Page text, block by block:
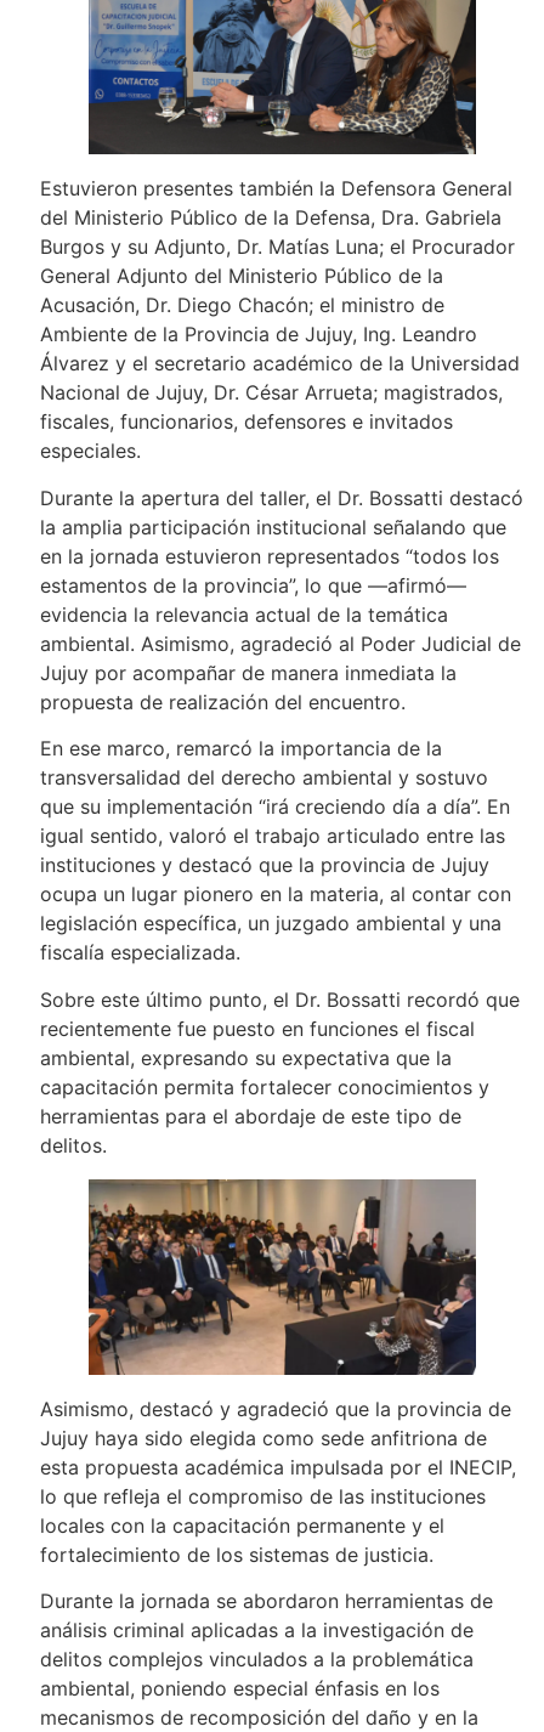
Estuvieron presentes también la Defensora General
del Ministerio Público de la Defensa, Dra. Gabriela
Burgos y su Adjunto, Dr. Matías Luna; el Procurador
General Adjunto del Ministerio Público de la
Acusación, Dr. Diego Chacón; el ministro de
Ambiente de la Provincia de Jujuy, Ing. Leandro
Álvarez y el secretario académico de la Universidad
Nacional de Jujuy, Dr. César Arrueta; magistrados,
fiscales, funcionarios, defensores e invitados
especiales.
Durante la apertura del taller, el Dr. Bossatti destacó
la amplia participación institucional señalando que
en la jornada estuvieron representados “todos los
estamentos de la provincia”, lo que —afirmó—
evidencia la relevancia actual de la temática
ambiental. Asimismo, agradeció al Poder Judicial de
Jujuy por acompañar de manera inmediata la
propuesta de realización del encuentro.
En ese marco, remarcó la importancia de la
transversalidad del derecho ambiental y sostuvo
que su implementación “irá creciendo día a día”. En
igual sentido, valoró el trabajo articulado entre las
instituciones y destacó que la provincia de Jujuy
ocupa un lugar pionero en la materia, al contar con
legislación específica, un juzgado ambiental y una
fiscalía especializada.
Sobre este último punto, el Dr. Bossatti recordó que
recientemente fue puesto en funciones el fiscal
ambiental, expresando su expectativa que la
capacitación permita fortalecer conocimientos y
herramientas para el abordaje de este tipo de
delitos.
Asimismo, destacó y agradeció que la provincia de
Jujuy haya sido elegida como sede anfitriona de
esta propuesta académica impulsada por el INECIP,
lo que refleja el compromiso de las instituciones
locales con la capacitación permanente y el
fortalecimiento de los sistemas de justicia.
Durante la jornada se abordaron herramientas de
análisis criminal aplicadas a la investigación de
delitos complejos vinculados a la problemática
ambiental, poniendo especial énfasis en los
mecanismos de recomposición del daño y en la